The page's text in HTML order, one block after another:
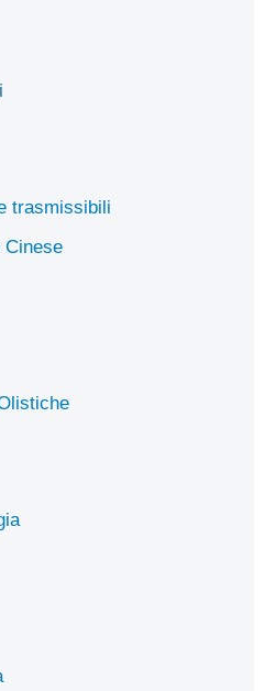
trasmissibili
Cinese